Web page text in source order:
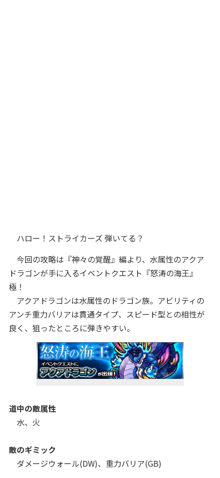
ハロー！ストライカーズ 弾いてる？
今回の攻略は『神々の覚醒』編より、水属性のアクア
ドラゴンが手に入るイベントクエスト『怒涛の海王』
極！
アクアドラゴンは水属性のドラゴン族。アビリティの
アンチ重力バリアは貫通タイプ、スピード型との相性が
良く、狙ったところに弾きやすい。
道中の敵属性
水、火
敵のギミック
ダメージウォール(DW)、重力バリア(GB)